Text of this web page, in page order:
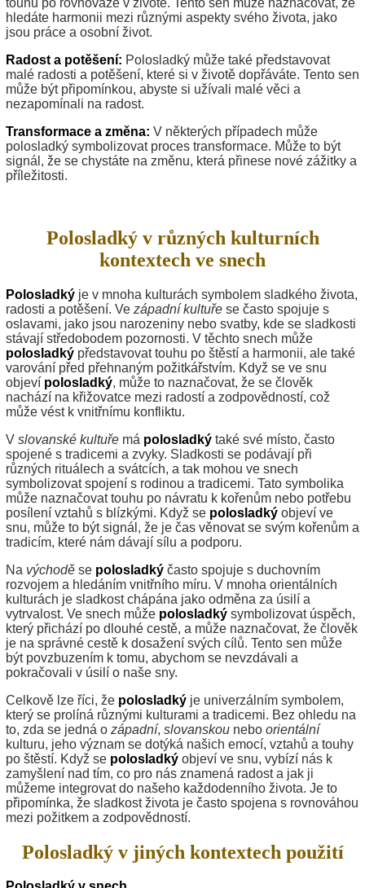
hledáte harmonii mezi různými aspekty svého života, jako
jsou práce a osobní život.
Radost a potěšení: Polosladký může také představovat
malé radosti a potěšení, které si v životě dopřáváte. Tento sen
může být připomínkou, abyste si užívali malé věci a
nezapomínali na radost.
Transformace a změna: V některých případech může
polosladký symbolizovat proces transformace. Může to být
signál, že se chystáte na změnu, která přinese nové zážitky a
příležitosti.
Polosladký v různých kulturních
kontextech ve snech
Polosladký je v mnoha kulturách symbolem sladkého života,
radosti a potěšení. Ve západní kultuře se často spojuje s
oslavami, jako jsou narozeniny nebo svatby, kde se sladkosti
stávají středobodem pozornosti. V těchto snech může
polosladký představovat touhu po štěstí a harmonii, ale také
varování před přehnaným požitkářstvím. Když se ve snu
objeví polosladký, může to naznačovat, že se člověk
nachází na křižovatce mezi radostí a zodpovědností, což
může vést k vnitřnímu konfliktu.
V slovanské kultuře má polosladký také své místo, často
spojené s tradicemi a zvyky. Sladkosti se podávají při
různých rituálech a svátcích, a tak mohou ve snech
symbolizovat spojení s rodinou a tradicemi. Tato symbolika
může naznačovat touhu po návratu k kořenům nebo potřebu
posílení vztahů s blízkými. Když se polosladký objeví ve
snu, může to být signál, že je čas věnovat se svým kořenům a
tradicím, které nám dávají sílu a podporu.
Na východě se polosladký často spojuje s duchovním
rozvojem a hledáním vnitřního míru. V mnoha orientálních
kulturách je sladkost chápána jako odměna za úsilí a
vytrvalost. Ve snech může polosladký symbolizovat úspěch,
který přichází po dlouhé cestě, a může naznačovat, že člověk
je na správné cestě k dosažení svých cílů. Tento sen může
být povzbuzením k tomu, abychom se nevzdávali a
pokračovali v úsilí o naše sny.
Celkově lze říci, že polosladký je univerzálním symbolem,
který se prolíná různými kulturami a tradicemi. Bez ohledu na
to, zda se jedná o západní, slovanskou nebo orientální
kulturu, jeho význam se dotýká našich emocí, vztahů a touhy
po štěstí. Když se polosladký objeví ve snu, vybízí nás k
zamyšlení nad tím, co pro nás znamená radost a jak ji
můžeme integrovat do našeho každodenního života. Je to
připomínka, že sladkost života je často spojena s rovnováhou
mezi požitkem a zodpovědností.
Polosladký v jiných kontextech použití